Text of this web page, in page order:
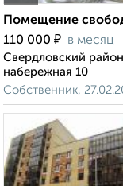
Помещение
110 000 ₽ в месяц
Свердловский
набережная 10
Собственник,